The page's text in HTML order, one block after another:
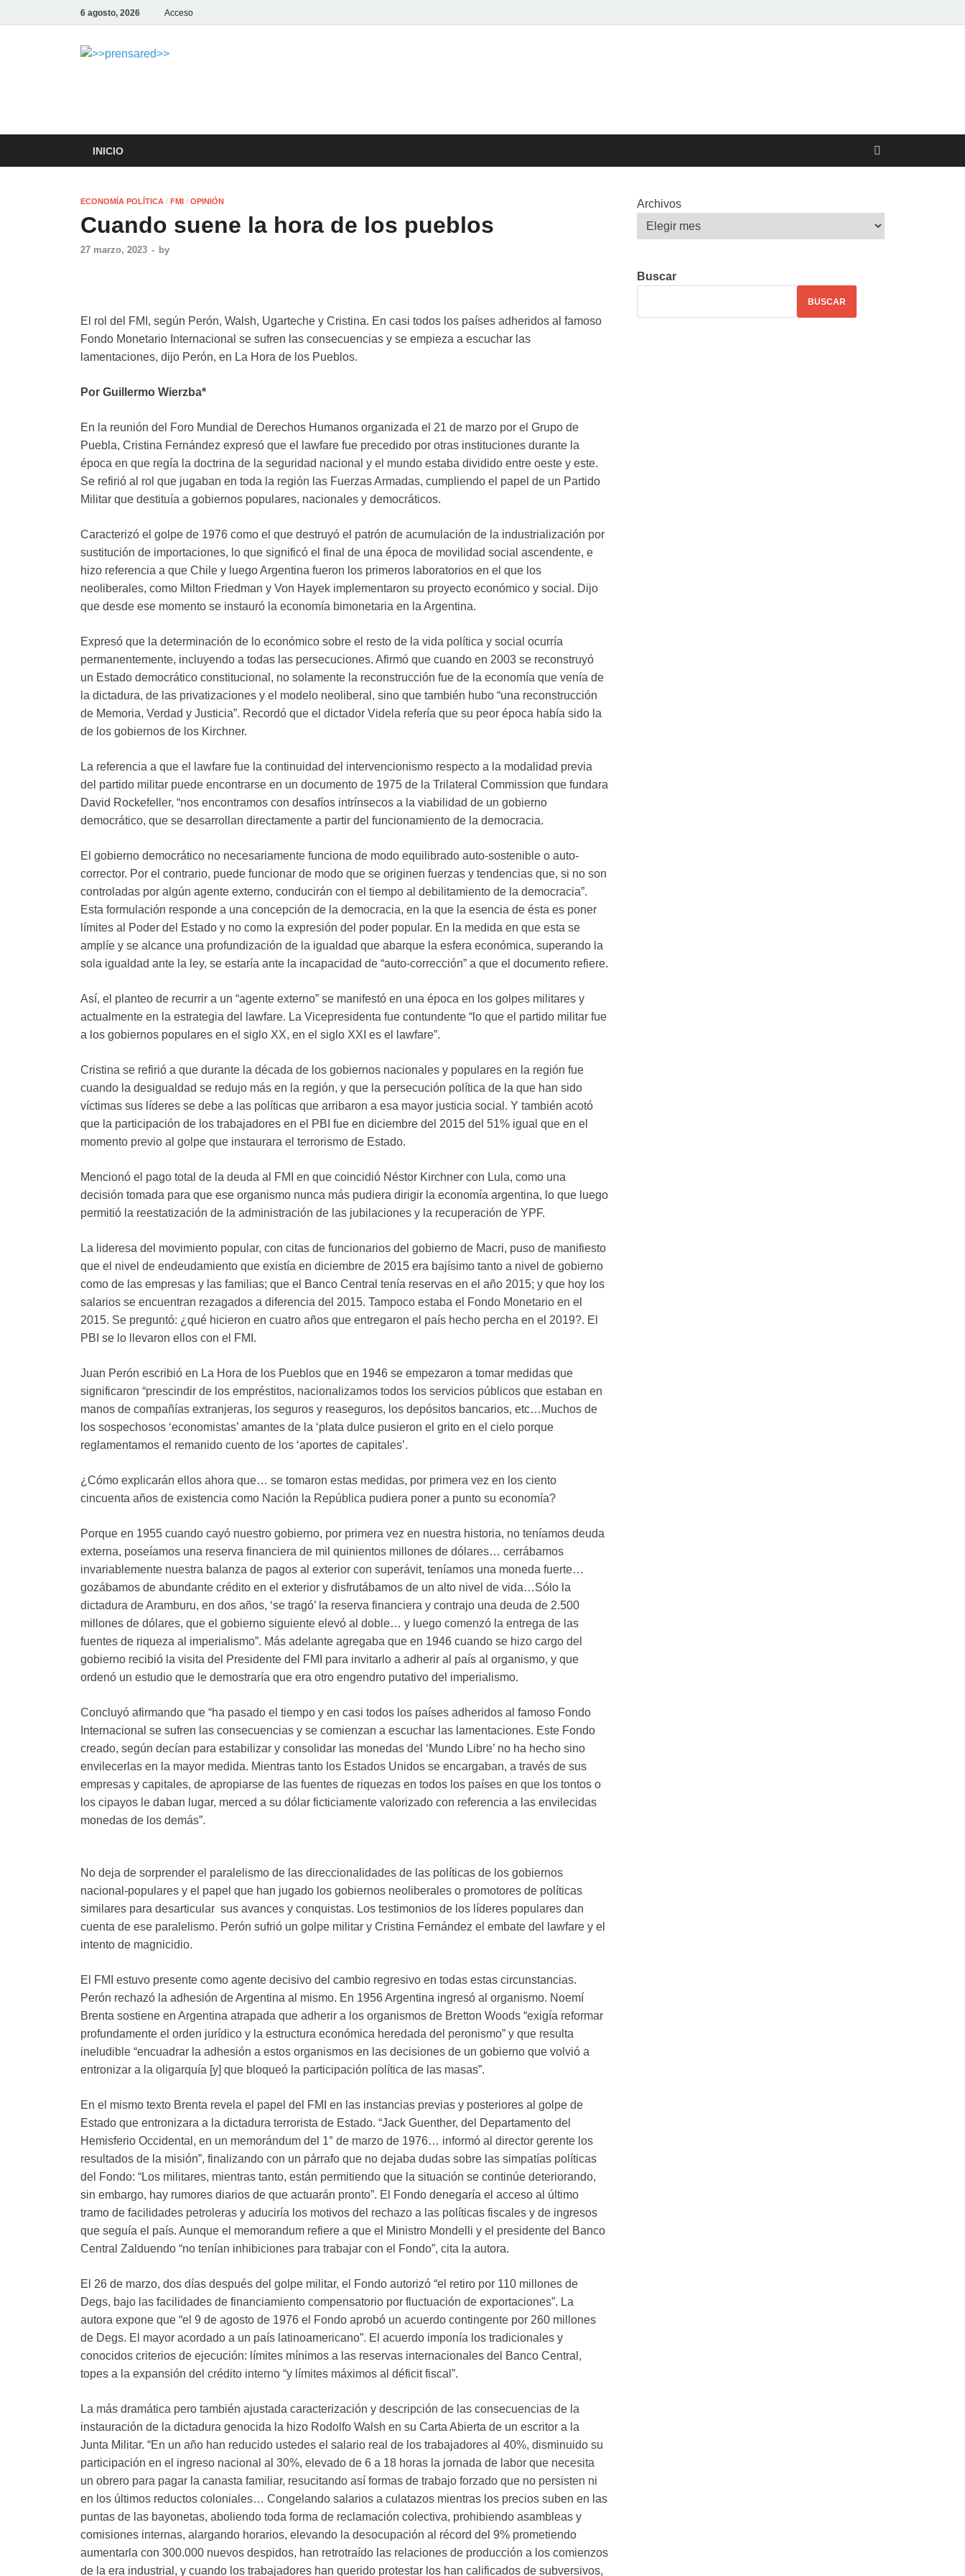
6 agosto, 2026 Acceso
INICIO
ECONOMÍA POLÍTICA / FMI / OPINIÓN
Cuando suene la hora de los pueblos
27 marzo, 2023 - by
El rol del FMI, según Perón, Walsh, Ugarteche y Cristina. En casi todos los países adheridos al famoso
Fondo Monetario Internacional se sufren las consecuencias y se empieza a escuchar las
lamentaciones, dijo Perón, en La Hora de los Pueblos.
Por Guillermo Wierzba*
En la reunión del Foro Mundial de Derechos Humanos organizada el 21 de marzo por el Grupo de
Puebla, Cristina Fernández expresó que el lawfare fue precedido por otras instituciones durante la
época en que regía la doctrina de la seguridad nacional y el mundo estaba dividido entre oeste y este.
Se refirió al rol que jugaban en toda la región las Fuerzas Armadas, cumpliendo el papel de un Partido
Militar que destituía a gobiernos populares, nacionales y democráticos.
Caracterizó el golpe de 1976 como el que destruyó el patrón de acumulación de la industrialización por
sustitución de importaciones, lo que significó el final de una época de movilidad social ascendente, e
hizo referencia a que Chile y luego Argentina fueron los primeros laboratorios en el que los
neoliberales, como Milton Friedman y Von Hayek implementaron su proyecto económico y social. Dijo
que desde ese momento se instauró la economía bimonetaria en la Argentina.
Expresó que la determinación de lo económico sobre el resto de la vida política y social ocurría
permanentemente, incluyendo a todas las persecuciones. Afirmó que cuando en 2003 se reconstruyó
un Estado democrático constitucional, no solamente la reconstrucción fue de la economía que venía de
la dictadura, de las privatizaciones y el modelo neoliberal, sino que también hubo “una reconstrucción
de Memoria, Verdad y Justicia”. Recordó que el dictador Videla refería que su peor época había sido la
de los gobiernos de los Kirchner.
La referencia a que el lawfare fue la continuidad del intervencionismo respecto a la modalidad previa
del partido militar puede encontrarse en un documento de 1975 de la Trilateral Commission que fundara
David Rockefeller, “nos encontramos con desafíos intrínsecos a la viabilidad de un gobierno
democrático, que se desarrollan directamente a partir del funcionamiento de la democracia.
El gobierno democrático no necesariamente funciona de modo equilibrado auto-sostenible o auto-
corrector. Por el contrario, puede funcionar de modo que se originen fuerzas y tendencias que, si no son
controladas por algún agente externo, conducirán con el tiempo al debilitamiento de la democracia”.
Esta formulación responde a una concepción de la democracia, en la que la esencia de ésta es poner
límites al Poder del Estado y no como la expresión del poder popular. En la medida en que esta se
amplíe y se alcance una profundización de la igualdad que abarque la esfera económica, superando la
sola igualdad ante la ley, se estaría ante la incapacidad de “auto-corrección” a que el documento refiere.
Así, el planteo de recurrir a un “agente externo” se manifestó en una época en los golpes militares y
actualmente en la estrategia del lawfare. La Vicepresidenta fue contundente “lo que el partido militar fue
a los gobiernos populares en el siglo XX, en el siglo XXI es el lawfare”.
Cristina se refirió a que durante la década de los gobiernos nacionales y populares en la región fue
cuando la desigualdad se redujo más en la región, y que la persecución política de la que han sido
víctimas sus líderes se debe a las políticas que arribaron a esa mayor justicia social. Y también acotó
que la participación de los trabajadores en el PBI fue en diciembre del 2015 del 51% igual que en el
momento previo al golpe que instaurara el terrorismo de Estado.
Mencionó el pago total de la deuda al FMI en que coincidió Néstor Kirchner con Lula, como una
decisión tomada para que ese organismo nunca más pudiera dirigir la economía argentina, lo que luego
permitió la reestatización de la administración de las jubilaciones y la recuperación de YPF.
La lideresa del movimiento popular, con citas de funcionarios del gobierno de Macri, puso de manifiesto
que el nivel de endeudamiento que existía en diciembre de 2015 era bajísimo tanto a nivel de gobierno
como de las empresas y las familias; que el Banco Central tenía reservas en el año 2015; y que hoy los
salarios se encuentran rezagados a diferencia del 2015. Tampoco estaba el Fondo Monetario en el
2015. Se preguntó: ¿qué hicieron en cuatro años que entregaron el país hecho percha en el 2019?. El
PBI se lo llevaron ellos con el FMI.
Juan Perón escribió en La Hora de los Pueblos que en 1946 se empezaron a tomar medidas que
significaron “prescindir de los empréstitos, nacionalizamos todos los servicios públicos que estaban en
manos de compañías extranjeras, los seguros y reaseguros, los depósitos bancarios, etc…Muchos de
los sospechosos ‘economistas’ amantes de la ‘plata dulce pusieron el grito en el cielo porque
reglamentamos el remanido cuento de los ‘aportes de capitales’.
¿Cómo explicarán ellos ahora que… se tomaron estas medidas, por primera vez en los ciento
cincuenta años de existencia como Nación la República pudiera poner a punto su economía?
Porque en 1955 cuando cayó nuestro gobierno, por primera vez en nuestra historia, no teníamos deuda
externa, poseíamos una reserva financiera de mil quinientos millones de dólares… cerrábamos
invariablemente nuestra balanza de pagos al exterior con superávit, teníamos una moneda fuerte…
gozábamos de abundante crédito en el exterior y disfrutábamos de un alto nivel de vida…Sólo la
dictadura de Aramburu, en dos años, ‘se tragó’ la reserva financiera y contrajo una deuda de 2.500
millones de dólares, que el gobierno siguiente elevó al doble… y luego comenzó la entrega de las
fuentes de riqueza al imperialismo”. Más adelante agregaba que en 1946 cuando se hizo cargo del
gobierno recibió la visita del Presidente del FMI para invitarlo a adherir al país al organismo, y que
ordenó un estudio que le demostraría que era otro engendro putativo del imperialismo.
Concluyó afirmando que “ha pasado el tiempo y en casi todos los países adheridos al famoso Fondo
Internacional se sufren las consecuencias y se comienzan a escuchar las lamentaciones. Este Fondo
creado, según decían para estabilizar y consolidar las monedas del ‘Mundo Libre’ no ha hecho sino
envilecerlas en la mayor medida. Mientras tanto los Estados Unidos se encargaban, a través de sus
empresas y capitales, de apropiarse de las fuentes de riquezas en todos los países en que los tontos o
los cipayos le daban lugar, merced a su dólar ficticiamente valorizado con referencia a las envilecidas
monedas de los demás”.
No deja de sorprender el paralelismo de las direccionalidades de las políticas de los gobiernos
nacional-populares y el papel que han jugado los gobiernos neoliberales o promotores de políticas
similares para desarticular sus avances y conquistas. Los testimonios de los líderes populares dan
cuenta de ese paralelismo. Perón sufrió un golpe militar y Cristina Fernández el embate del lawfare y el
intento de magnicidio.
El FMI estuvo presente como agente decisivo del cambio regresivo en todas estas circunstancias.
Perón rechazó la adhesión de Argentina al mismo. En 1956 Argentina ingresó al organismo. Noemí
Brenta sostiene en Argentina atrapada que adherir a los organismos de Bretton Woods “exigía reformar
profundamente el orden jurídico y la estructura económica heredada del peronismo” y que resulta
ineludible “encuadrar la adhesión a estos organismos en las decisiones de un gobierno que volvió a
entronizar a la oligarquía [y] que bloqueó la participación política de las masas”.
En el mismo texto Brenta revela el papel del FMI en las instancias previas y posteriores al golpe de
Estado que entronizara a la dictadura terrorista de Estado. “Jack Guenther, del Departamento del
Hemisferio Occidental, en un memorándum del 1° de marzo de 1976… informó al director gerente los
resultados de la misión”, finalizando con un párrafo que no dejaba dudas sobre las simpatías políticas
del Fondo: “Los militares, mientras tanto, están permitiendo que la situación se continúe deteriorando,
sin embargo, hay rumores diarios de que actuarán pronto”. El Fondo denegaría el acceso al último
tramo de facilidades petroleras y aduciría los motivos del rechazo a las políticas fiscales y de ingresos
que seguía el país. Aunque el memorandum refiere a que el Ministro Mondelli y el presidente del Banco
Central Zalduendo “no tenían inhibiciones para trabajar con el Fondo”, cita la autora.
El 26 de marzo, dos días después del golpe militar, el Fondo autorizó “el retiro por 110 millones de
Degs, bajo las facilidades de financiamiento compensatorio por fluctuación de exportaciones”. La
autora expone que “el 9 de agosto de 1976 el Fondo aprobó un acuerdo contingente por 260 millones
de Degs. El mayor acordado a un país latinoamericano”. El acuerdo imponía los tradicionales y
conocidos criterios de ejecución: límites mínimos a las reservas internacionales del Banco Central,
topes a la expansión del crédito interno “y límites máximos al déficit fiscal”.
La más dramática pero también ajustada caracterización y descripción de las consecuencias de la
instauración de la dictadura genocida la hizo Rodolfo Walsh en su Carta Abierta de un escritor a la
Junta Militar. “En un año han reducido ustedes el salario real de los trabajadores al 40%, disminuido su
participación en el ingreso nacional al 30%, elevado de 6 a 18 horas la jornada de labor que necesita
un obrero para pagar la canasta familiar, resucitando así formas de trabajo forzado que no persisten ni
en los últimos reductos coloniales… Congelando salarios a culatazos mientras los precios suben en las
puntas de las bayonetas, aboliendo toda forma de reclamación colectiva, prohibiendo asambleas y
comisiones internas, alargando horarios, elevando la desocupación al récord del 9% prometiendo
aumentarla con 300.000 nuevos despidos, han retrotraído las relaciones de producción a los comienzos
de la era industrial, y cuando los trabajadores han querido protestar los han calificados de subversivos,
Archivos
Buscar
BUSCAR